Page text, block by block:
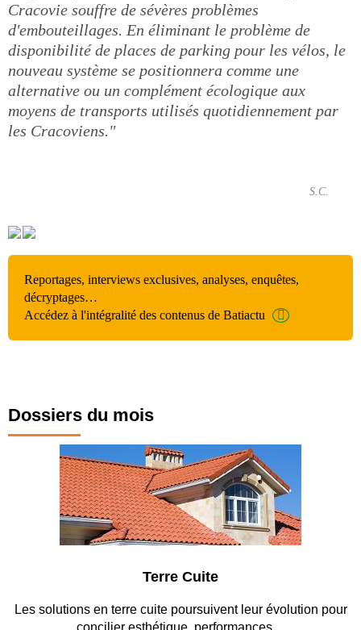
Cracovie souffre de sévères problèmes
d'embouteillages. En éliminant le problème de
disponibilité de places de parking pour les vélos, le
nouveau système se positionnera comme une
alternative ou un complément écologique aux
moyens de transports utilisés quotidiennement par
les Cracoviens."
S.C.
Reportages, interviews exclusives, analyses, enquêtes,
décryptages…
Accédez à l'intégralité des contenus de Batiactu
Dossiers du mois
cuite poursuivent leur évolution pour
performances…
Entre circulation,